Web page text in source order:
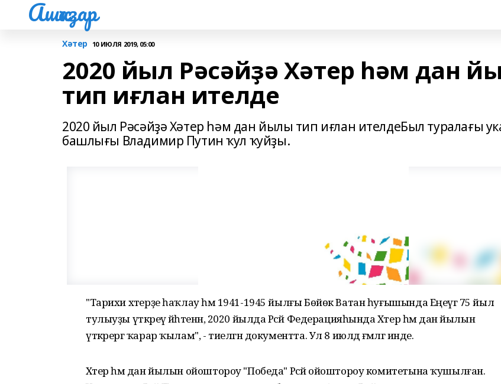
Ашҡаҙар
Хәтер 10 ИЮЛЯ 2019, 05:00
2020 йыл Рәсәйҙә Хәтер һәм дан
тип иғлан ителде
2020 йыл Рәсәйҙә Хәтер һәм дан йылы тип иғлан ителдеБыл туралағы
башлығы Владимир Путин ҡул ҡуйҙы.
"Тарихи хәтерҙе һаҡлау һәм 1941-1945 йылғы Бөйөк Ватан һуғышында Еңеүгә 75 йыл
тулыуҙы үткәреү йәһәтенән, 2020 йылда Рәсәй Федерацияһында Хәтер һәм дан йылын
үткәрергә ҡарар ҡылам", ​​​- тиелгән документта. Ул 8 июлдә ғәмәлгә инде.
Хәтер һәм дан йылын ойоштороу "Победа" Рәсәй ойоштороу комитетына ҡушылған.